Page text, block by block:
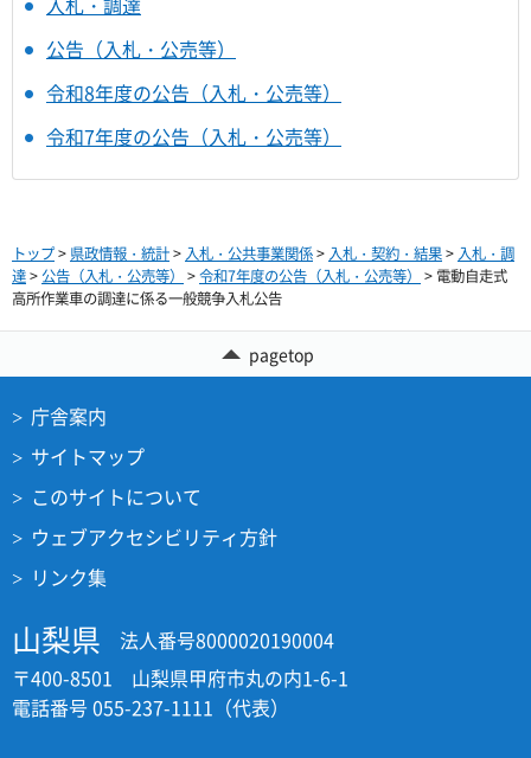
公告（入札・公売等）
令和8年度の公告（入札・公売等）
令和7年度の公告（入札・公売等）
トップ> 県政情報・統計> 入札・公共事業関係> 入札・契約・結果> 入札・調
達>公告（入札・公売等） >令和7年度の公告（入札・公売等）
> 電動自走式
高所作業車の調達に係る一般競争入札公告
pagetop
庁舎案内
サイトマップ
このサイトについて
ウェブアクセシビリティ方針
リンク集
山梨県
法人番号8000020190004
〒400-8501 山梨県甲府市丸の内1-6-1
電話番号 055-237-1111（代表）